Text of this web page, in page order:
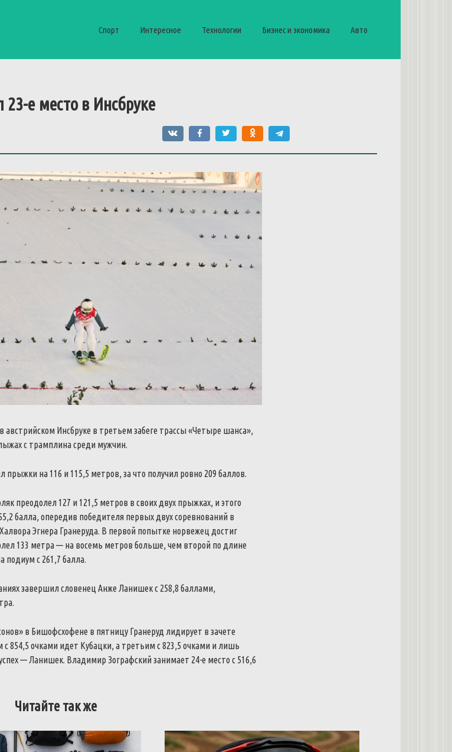
Спорт Интересное Технологии Бизнес и экономика Авто
е место в Инсбруке
австрийском Инсбруке в третьем забеге трассы «Четыре шанса»,
с трамплина среди мужчин.
на 116 и 115,5 метров, за что получил ровно 209 баллов.
преодолел 127 и 121,5 метров в своих двух прыжках, и этого
балла, опередив победителя первых двух соревнований в
Эгнера Гранеруда. В первой попытке норвежец достиг
133 метра — на восемь метров больше, чем второй по длине
подиум с 261,7 балла.
завершил словенец Анже Ланишек с 258,8 баллами,
в Бишофсхофене в пятницу Гранеруд лидирует в зачете
854,5 очками идет Кубацки, а третьим с 823,5 очками и лишь
— Ланишек. Владимир Зографский занимает 24-е место с 516,6
Читайте так же